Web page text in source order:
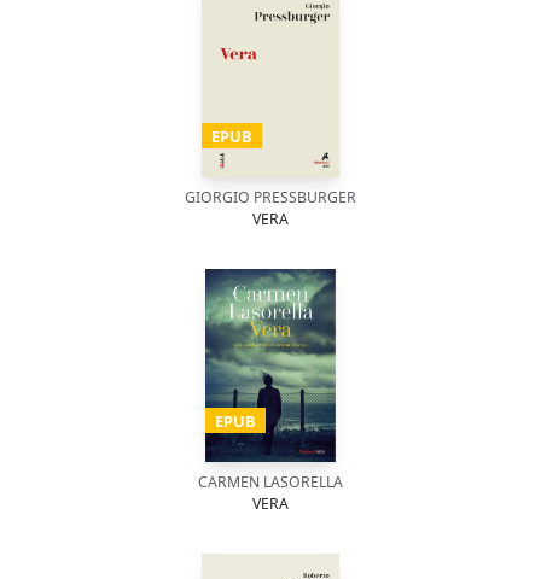
EPUB
GIORGIO PRESSBURGER
VERA
EPUB
CARMEN LASORELLA
VERA